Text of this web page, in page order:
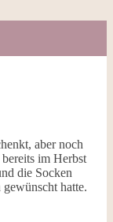
aber noch
im Herbst
die Socken
hatte.